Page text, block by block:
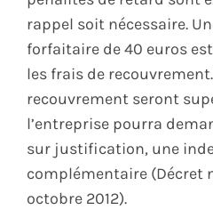
rappel soit nécessaire.
forfaitaire de 40 euros
les frais de
recouvrement seront
l’entreprise pourra
sur justification, une
complémentaire (Décret
octobre 2012).